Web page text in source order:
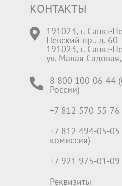
КОНТАКТЫ
191023, г. Санкт-
Невский пр., д. 60
191023, г. Санкт-
ул. Малая
8 800 100-06-44
России)
+7 812 570-55-76
+7 812 494-05-
комиссия)
+7 921 975-01-09
Реквизиты